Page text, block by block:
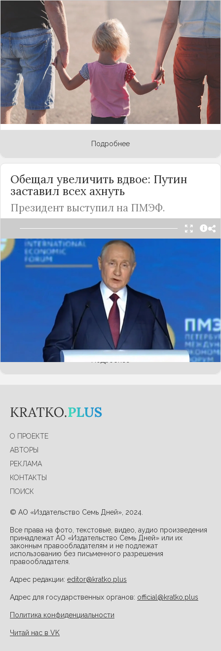
ПрезидентРоссии
Владимир Путин еще в июне,
выступая на Петербургском международном
экономическом форуме, поднял вопрос о
проблемах с выплатами детских пособий. Глава
государства заявил, что считает неправильным,
что супсидии привязаны к доходу семьи и
отменяются, в случае если родители начинают
больше зарабатывать, пусть и незначительно.
Политики решил, что этот закон надо поменять,
и наконец-то дал соответствующее
распоряжение правительству и Госдуме.
Подробнее
Обещал увеличить вдвое: Путин
заставил всех ахнуть
Президент выступил на ПМЭФ.
В Санкт-Петербурге
проходит ежегодный
Международный экономический форум, куда
съехались представители бизнес-элиты,
знаменитости и общественные деятели со всей
страны. Появились на мероприятии и
иностранные гости: самым почетный из них -
президент ОАЭ. Однако главным событием
ПМЭФ, конечно, стало выступление Владимира
Путина, сделавшего ряд громких заявлений.
О ПРОЕКТЕ
АВТОРЫ
РЕКЛАМА
КОНТАКТЫ
ПОИСК
© АО «Издательство Семь Дней», 2024.
Все права на фото, текстовые, видео, аудио произведения
принадлежат АО «Издательство Семь Дней» или их
законным правообладателям и не подлежат
использованию без письменного разрешения
правообладателя.
Адрес редакции: editor@kratko.plus
Адрес для государственных органов: official@kratko.plus
Политика конфиденциальности
Читай нас в VK